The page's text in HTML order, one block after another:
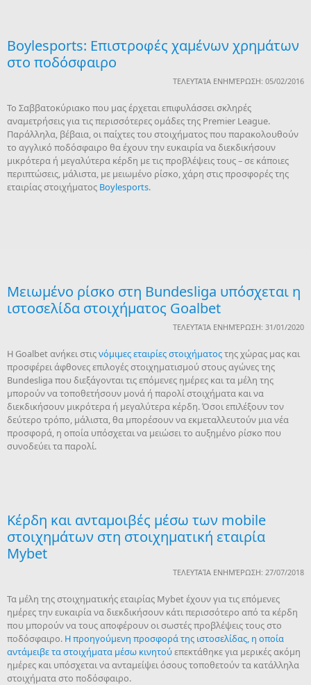
Boylesports: Επιστροφές χαμένων χρημάτων
στο ποδόσφαιρο
ΤΕΛΕΥΤΑΊΑ ΕΝΗΜΈΡΩΣΗ: 05/02/2016
Το Σαββατοκύριακο που μας έρχεται επιφυλάσσει σκληρές
αναμετρήσεις για τις περισσότερες ομάδες της Premier League.
Παράλληλα, βέβαια, οι παίχτες του στοιχήματος που παρακολουθούν
το αγγλικό ποδόσφαιρο θα έχουν την ευκαιρία να διεκδικήσουν
μικρότερα ή μεγαλύτερα κέρδη με τις προβλέψεις τους – σε κάποιες
περιπτώσεις, μάλιστα, με μειωμένο ρίσκο, χάρη στις προσφορές της
εταιρίας στοιχήματος Boylesports.
Μειωμένο ρίσκο στη Bundesliga υπόσχεται η
ιστοσελίδα στοιχήματος Goalbet
ΤΕΛΕΥΤΑΊΑ ΕΝΗΜΈΡΩΣΗ: 31/01/2020
Η Goalbet ανήκει στιςνόμιμες εταιρίες στοιχήματοςτης χώρας μας και
προσφέρει άφθονες επιλογές στοιχηματισμού στους αγώνες της
Bundesliga που διεξάγονται τις επόμενες ημέρες και τα μέλη της
μπορούν να τοποθετήσουν μονά ή παρολί στοιχήματα και να
διεκδικήσουν μικρότερα ή μεγαλύτερα κέρδη. Όσοι επιλέξουν τον
δεύτερο τρόπο, μάλιστα, θα μπορέσουν να εκμεταλλευτούν μια νέα
προσφορά, η οποία υπόσχεται να μειώσει το αυξημένο ρίσκο που
συνοδεύει τα παρολί.
Κέρδη και ανταμοιβές μέσω των mobile
στοιχημάτων στη στοιχηματική εταιρία
Mybet
ΤΕΛΕΥΤΑΊΑ ΕΝΗΜΈΡΩΣΗ: 27/07/2018
Τα μέλη της στοιχηματικής εταιρίας Mybet έχουν για τις επόμενες
ημέρες την ευκαιρία να διεκδικήσουν κάτι περισσότερο από τα κέρδη
που μπορούν να τους αποφέρουν οι σωστές προβλέψεις τους στο
ποδόσφαιρο. Η προηγούμενη προσφορά της ιστοσελίδας, η οποία
αντάμειβε τα στοιχήματα μέσω κινητούεπεκτάθηκε για μερικές ακόμη
ημέρες και υπόσχεται να ανταμείψει όσους τοποθετούν τα κατάλληλα
στοιχήματα στο ποδόσφαιρο.